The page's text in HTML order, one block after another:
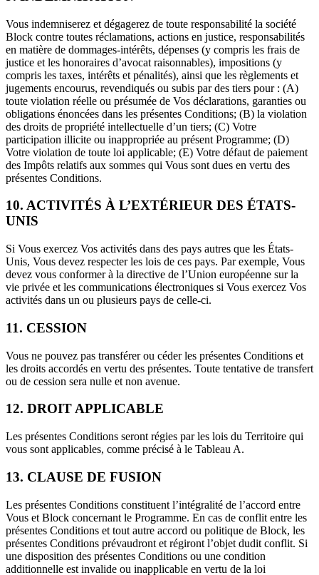
Vous indemniserez et dégagerez de toute responsabilité la société
Block contre toutes réclamations, actions en justice, responsabilités
en matière de dommages-intérêts, dépenses (y compris les frais de
justice et les honoraires d’avocat raisonnables), impositions (y
compris les taxes, intérêts et pénalités), ainsi que les règlements et
jugements encourus, revendiqués ou subis par des tiers pour : (A)
toute violation réelle ou présumée de Vos déclarations, garanties ou
obligations énoncées dans les présentes Conditions; (B) la violation
des droits de propriété intellectuelle d’un tiers; (C) Votre
participation illicite ou inappropriée au présent Programme; (D)
Votre violation de toute loi applicable; (E) Votre défaut de paiement
des Impôts relatifs aux sommes qui Vous sont dues en vertu des
présentes Conditions.
10. ACTIVITÉS À L’EXTÉRIEUR DES ÉTATS-
UNIS
Si Vous exercez Vos activités dans des pays autres que les États-
Unis, Vous devez respecter les lois de ces pays. Par exemple, Vous
devez vous conformer à la directive de l’Union européenne sur la
vie privée et les communications électroniques si Vous exercez Vos
activités dans un ou plusieurs pays de celle-ci.
11. CESSION
Vous ne pouvez pas transférer ou céder les présentes Conditions et
les droits accordés en vertu des présentes. Toute tentative de transfert
ou de cession sera nulle et non avenue.
12. DROIT APPLICABLE
Les présentes Conditions seront régies par les lois du Territoire qui
vous sont applicables, comme précisé à le Tableau A.
13. CLAUSE DE FUSION
Les présentes Conditions constituent l’intégralité de l’accord entre
Vous et Block concernant le Programme. En cas de conflit entre les
présentes Conditions et tout autre accord ou politique de Block, les
présentes Conditions prévaudront et régiront l’objet dudit conflit. Si
une disposition des présentes Conditions ou une condition
additionnelle est invalide ou inapplicable en vertu de la loi